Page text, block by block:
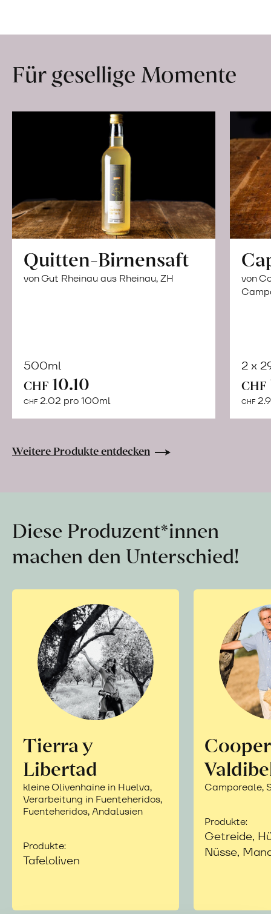
Hof
erfahren
Für gesellige Momente
Quitten-Birnensaft
von Gut Rheinau aus Rheinau, ZH
500ml
CHF 10.10
CHF 2.02 pro 100ml
Warenkorb
von
2 x
CHF
CHF
Weitere Produkte entdecken
Diese Produzent*innen
machen den Unterschied!
Tierra y
Libertad
kleine Olivenhaine in Huelva,
Verarbeitung in Fuenteheridos,
Fuenteheridos, Andalusien
Produkte:
Tafeloliven
Camporeale,
Produkte:
Getreide,
Nüsse,